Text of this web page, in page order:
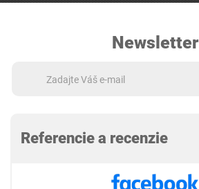
Newsletter
Referencie a recenzie